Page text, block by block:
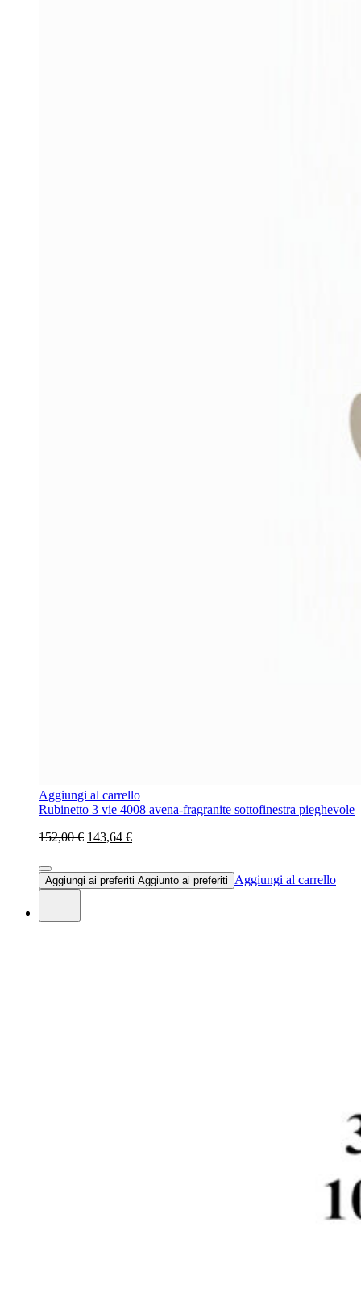
Aggiungi al carrello
Rubinetto 3 vie 4008 avena-fragranite sottofinestra pieghevole
152,00 € 143,64 €
Aggiungi ai preferiti Aggiunto ai preferiti Aggiungi al carrello